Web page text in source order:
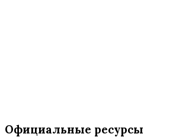
Официальные ресурсы